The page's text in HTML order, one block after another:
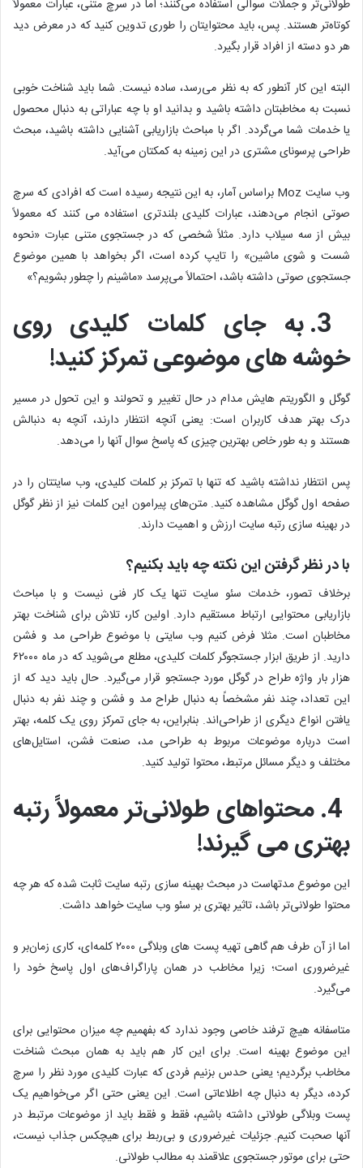
طولانی‌تر و جملات سوالی استفاده می‌کنند؛ اما در سرچ متنی، عبارات معمولاً
کوتاه‌تر هستند. پس، باید محتوایتان را طوری تدوین کنید که در معرض دید
هر دو دسته از افراد قرار بگیرد.
البته این کار آنطور که به نظر می‌رسد، ساده نیست. شما باید شناخت خوبی
نسبت به مخاطبتان داشته باشید و بدانید او با چه عباراتی به دنبال محصول
یا خدمات شما می‌گردد. اگر با مباحث بازاریابی آشنایی داشته باشید، مبحث
طراحی پرسونای مشتری در این زمینه به کمکتان می‌آید.
وب سایت Moz براساس آمار، به این نتیجه رسیده است که افرادی که سرچ
صوتی انجام می‌دهند، عبارات کلیدی بلندتری استفاده می کنند که معمولاً
بیش از سه سیلاب دارد. مثلاً شخصی که در جستجوی متنی عبارت «نحوه
شست و شوی ماشین» را تایپ کرده است، اگر بخواهد با همین موضوع
جستجوی صوتی داشته باشد، احتمالاً می‌پرسد «ماشینم را چطور بشویم؟»
3. به جای کلمات کلیدی روی
خوشه های موضوعی تمرکز کنید!
گوگل و الگوریتم هایش مدام در حال تغییر و تحولند و این تحول در مسیر
درک بهتر هدف کاربران است: یعنی آنچه انتظار دارند، آنچه به دنبالش
هستند و به طور خاص بهترین چیزی که پاسخ سوال آنها را می‌دهد.
پس انتظار نداشته باشید که تنها با تمرکز بر کلمات کلیدی، وب سایتتان را در
صفحه اول گوگل مشاهده کنید. متن‌های پیرامون این کلمات نیز از نظر گوگل
در بهینه سازی رتبه سایت ارزش و اهمیت دارند.
با در نظر گرفتن این نکته چه باید بکنیم؟
برخلاف تصور، خدمات سئو سایت تنها یک کار فنی نیست و با مباحث
بازاریابی محتوایی ارتباط مستقیم دارد. اولین کار، تلاش برای شناخت بهتر
مخاطبان است. مثلا فرض کنیم وب سایتی با موضوع طراحی مد و فشن
دارید. از طریق ابزار جستجوگر کلمات کلیدی، مطلع می‌شوید که در ماه ۶۲۰۰۰
هزار بار واژه طراح در گوگل مورد جستجو قرار می‌گیرد. حال باید دید که از
این تعداد، چند نفر مشخصاً به دنبال طراح مد و فشن و چند نفر به دنبال
یافتن انواع دیگری از طراحی‌اند. بنابراین، به جای تمرکز روی یک کلمه، بهتر
است درباره موضوعات مربوط به طراحی مد، صنعت فشن، استایل‌های
مختلف و دیگر مسائل مرتبط، محتوا تولید کنید.
4. محتواهای طولانی‌تر معمولاً رتبه
بهتری می گیرند!
این موضوع مدتهاست در مبحث بهینه سازی رتبه سایت ثابت شده که هر چه
محتوا طولانی‌تر باشد، تاثیر بهتری بر سئو وب سایت خواهد داشت.
اما از آن طرف هم گاهی تهیه پست های وبلاگی ۲۰۰۰ کلمه‌ای، کاری زمان‌بر و
غیرضروری است؛ زیرا مخاطب در همان پاراگراف‌های اول پاسخ خود را
می‌گیرد.
متاسفانه هیچ ترفند خاصی وجود ندارد که بفهمیم چه میزان محتوایی برای
این موضوع بهینه است. برای این کار هم باید به همان مبحث شناخت
مخاطب برگردیم؛ یعنی حدس بزنیم فردی که عبارت کلیدی مورد نظر را سرچ
کرده، دیگر به دنبال چه اطلاعاتی است. این یعنی حتی اگر می‌خواهیم یک
پست وبلاگی طولانی داشته باشیم، فقط و فقط باید از موضوعات مرتبط در
آنها صحبت کنیم. جزئیات غیرضروری و بی‌ربط برای هیچکس جذاب نیست،
حتی برای موتور جستجوی علاقمند به مطالب طولانی.